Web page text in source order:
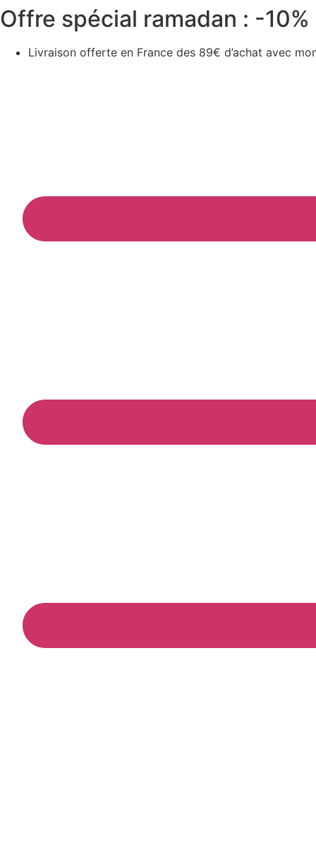
Aller
au
contenu
Offre spécial ramadan : -
Livraison offerte en France des 89€ d’achat avec